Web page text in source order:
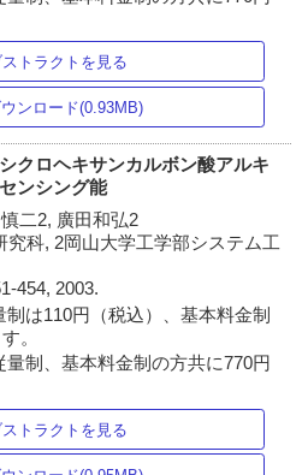
トラクトを見る
ンロード(0.93MB)
クロヘキサンカルボン酸アルキ
ンシング能
二2, 廣田和弘2
科, 2岡山大学工学部システム工
454, 2003.
は110円（税込）、基本料金制
。
制、基本料金制の方共に770円
トラクトを見る